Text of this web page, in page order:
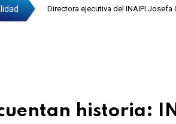
Directora ejecutiva del INAIPI
historia: